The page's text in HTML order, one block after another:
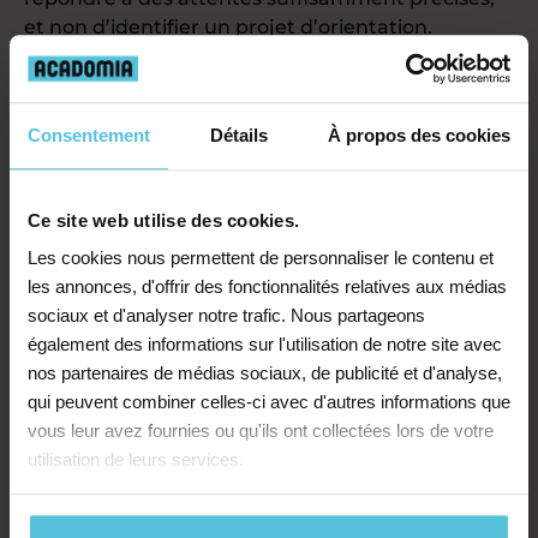
Consentement Détails À propos des cookies
Ce site web utilise des cookies.
Les cookies nous permettent de personnaliser le contenu et
les annonces, d'offrir des fonctionnalités relatives aux médias
sociaux et d'analyser notre trafic. Nous partageons
également des informations sur l'utilisation de notre site avec
nos partenaires de médias sociaux, de publicité et d'analyse,
qui peuvent combiner celles-ci avec d'autres informations que
vous leur avez fournies ou qu'ils ont collectées lors de votre
utilisation de leurs services.
et non d’identifier un projet d’orientation.
Dans un organisme privé ou auprès de
professionnels libéraux, pour faire un bilan
d’orientation individualisé. Cet accompagnement,
d’un projet personnel motivant.
Le bilan d’orientation individualisé
Vous vous interrogez sur lestests d’orientation
Un bilan d’orientation se déroule en plusieurs
étapes et comprend généralement :
Un entretien individueloù sont passés en
l’origine du bilan, le parcours scolaire (notes,